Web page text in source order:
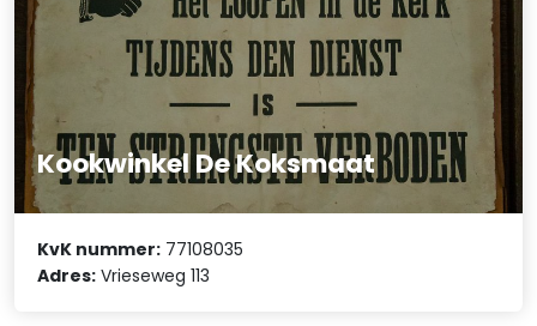
Kookwinkel De Koksmaat
KvK nummer: 77108035
Adres: Vrieseweg 113